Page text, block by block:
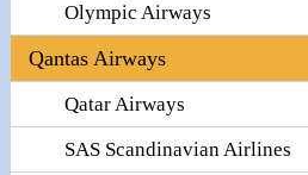
Olympic Airways
Qantas Airways
Qatar Airways
SAS Scandinavian Airlines